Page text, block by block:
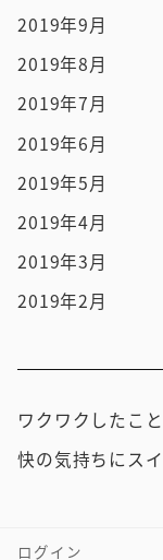
2019年9月
2019年8月
2019年7月
2019年6月
2019年5月
2019年4月
2019年3月
2019年2月
ワクワクしたこと
快の気持ちにス
ログイン